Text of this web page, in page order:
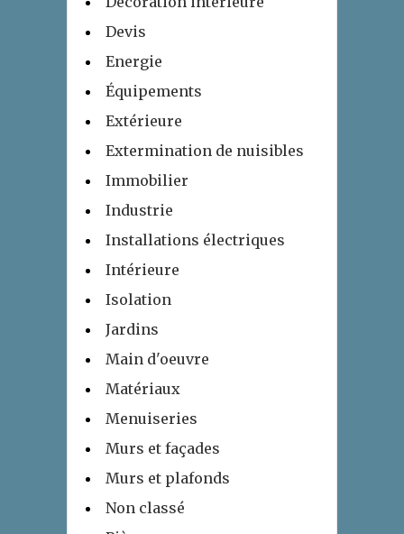
Devis
Energie
Équipements
Extérieure
Extermination de nuisibles
Immobilier
Industrie
Installations électriques
Intérieure
Isolation
Jardins
Main d'oeuvre
Matériaux
Menuiseries
Murs et façades
Murs et plafonds
Non classé